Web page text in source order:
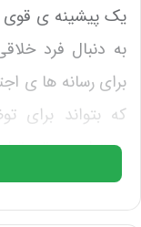
یک پیشینه ی قوی
به دنبال فرد
برای رسانه ها ی
که بتواند برای
محتوای صوتی
مهارت های
بسیاری نیز وجود